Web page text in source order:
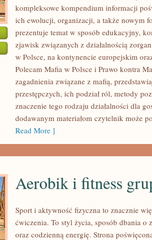
kompleksowe kompendium informacji
ich ewolucji, organizacji, a także nowym
prezentuje temat w sposób edukacyjny,
zjawisk związanych z działalnością
w Polsce, na kontynencie europejskim
Polecam Mafia w Polsce i Prawo kontra
zagadnienia związane z mafią,
przestępczych, ich podział ról, metody
znaczenie tego rodzaju działalności dla
dodawanym materiałom czytelnik może
Read More ]
Aerobik i fitness
Sport i aktywność fizyczna to znacznie
ćwiczenia. To styl życia, sposób dbania o
oraz codzienną energię. Strona